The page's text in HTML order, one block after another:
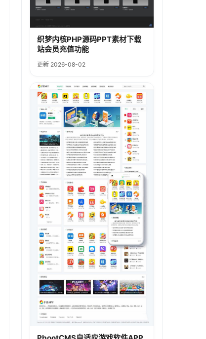
织梦内核PHP源码PPT素材下载
站会员充值功能
更新 2026-08-02